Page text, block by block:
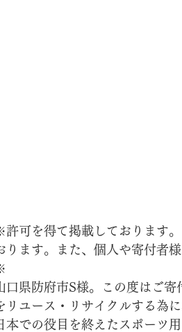
許可を得て掲載しております
ります。また、個人や寄付者
口県防府市S様。この度はご
リユース・リサイクルする為
本での役目を終えたスポーツ